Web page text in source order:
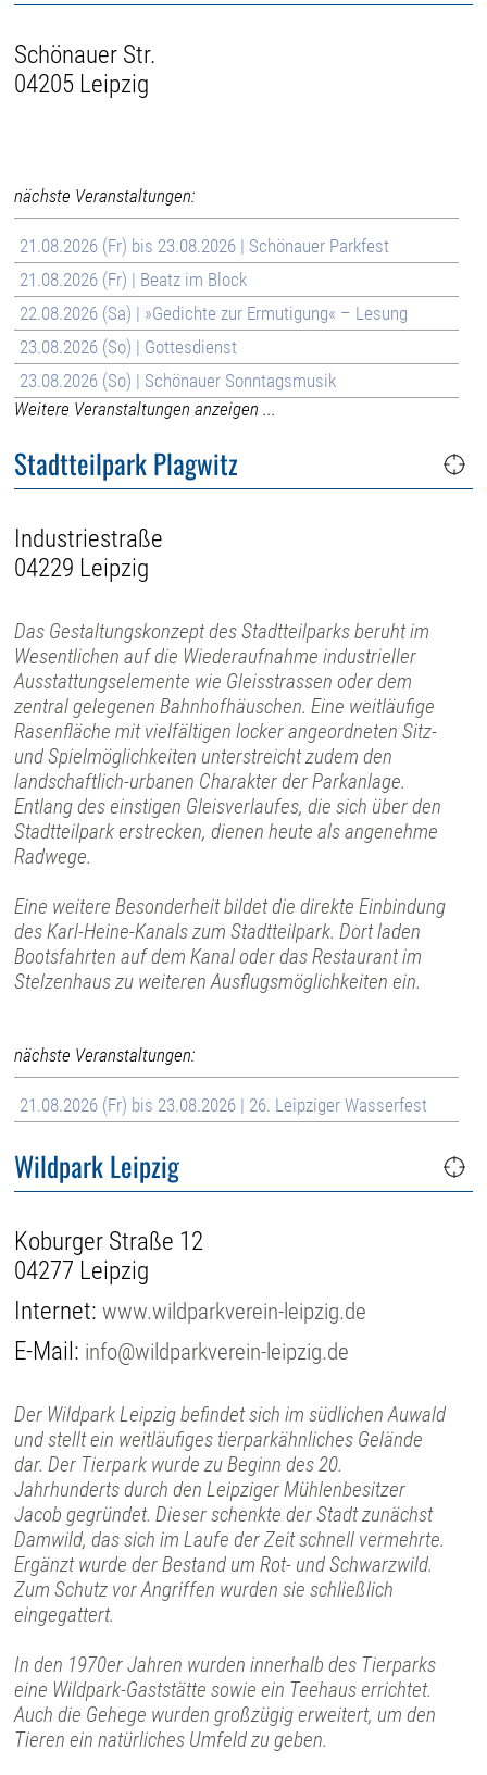
Schönauer Str.
04205 Leipzig
nächste Veranstaltungen:
21.08.2026 (Fr) bis 23.08.2026 | Schönauer Parkfest
21.08.2026 (Fr) | Beatz im Block
22.08.2026 (Sa) | »Gedichte zur Ermutigung« – Lesung
23.08.2026 (So) | Gottesdienst
23.08.2026 (So) | Schönauer Sonntagsmusik
Weitere Veranstaltungen anzeigen ...
Stadtteilpark Plagwitz
Industriestraße
04229 Leipzig
Das Gestaltungskonzept des Stadtteilparks beruht im
Wesentlichen auf die Wiederaufnahme industrieller
Ausstattungselemente wie Gleisstrassen oder dem
zentral gelegenen Bahnhofhäuschen. Eine weitläufige
Rasenfläche mit vielfältigen locker angeordneten Sitz-
und Spielmöglichkeiten unterstreicht zudem den
landschaftlich-urbanen Charakter der Parkanlage.
Entlang des einstigen Gleisverlaufes, die sich über den
Stadtteilpark erstrecken, dienen heute als angenehme
Radwege.
Eine weitere Besonderheit bildet die direkte Einbindung
des Karl-Heine-Kanals zum Stadtteilpark. Dort laden
Bootsfahrten auf dem Kanal oder das Restaurant im
Stelzenhaus zu weiteren Ausflugsmöglichkeiten ein.
nächste Veranstaltungen:
21.08.2026 (Fr) bis 23.08.2026 | 26. Leipziger Wasserfest
Wildpark Leipzig
Koburger Straße 12
04277 Leipzig
Internet:www.wildparkverein-leipzig.de
E-Mail: info@wildparkverein-leipzig.de
Der Wildpark Leipzig befindet sich im südlichen Auwald
und stellt ein weitläufiges tierparkähnliches Gelände
dar. Der Tierpark wurde zu Beginn des 20.
Jahrhunderts durch den Leipziger Mühlenbesitzer
Jacob gegründet. Dieser schenkte der Stadt zunächst
Damwild, das sich im Laufe der Zeit schnell vermehrte.
Ergänzt wurde der Bestand um Rot- und Schwarzwild.
Zum Schutz vor Angriffen wurden sie schließlich
eingegattert.
In den 1970er Jahren wurden innerhalb des Tierparks
eine Wildpark-Gaststätte sowie ein Teehaus errichtet.
Auch die Gehege wurden großzügig erweitert, um den
Tieren ein natürliches Umfeld zu geben.